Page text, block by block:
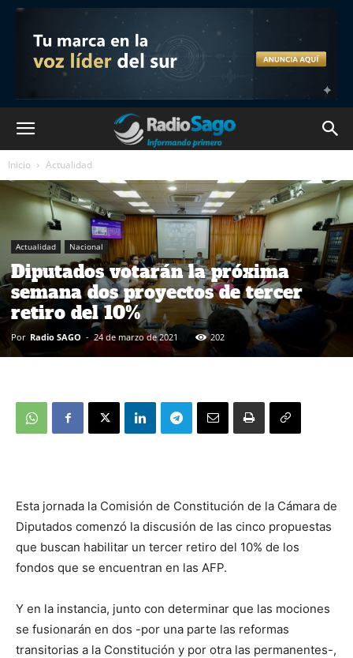
Inicio Actualidad
Actualidad Nacional
Diputados votarán la próxima
semana dos proyectos de tercer
retiro del 10%
Por Radio SAGO - 24 de marzo de 2021 202
Esta jornada la Comisión de Constitución de la Cámara de
Diputados comenzó la discusión de las cinco propuestas
que buscan habilitar un tercer retiro del 10% de los
fondos que se encuentran en las AFP.
Y en la instancia, junto con determinar que las mociones
se fusionarán en dos -por una parte las reformas
transitorias a la Constitución y por otra las permanentes-,